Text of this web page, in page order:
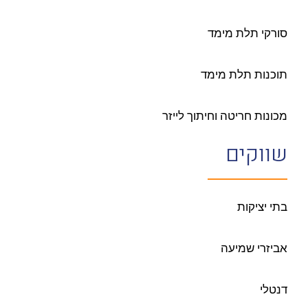
סורקי תלת מימד
תוכנות תלת מימד
מכונות חריטה וחיתוך לייזר
שווקים
בתי יציקות
אביזרי שמיעה
דנטלי